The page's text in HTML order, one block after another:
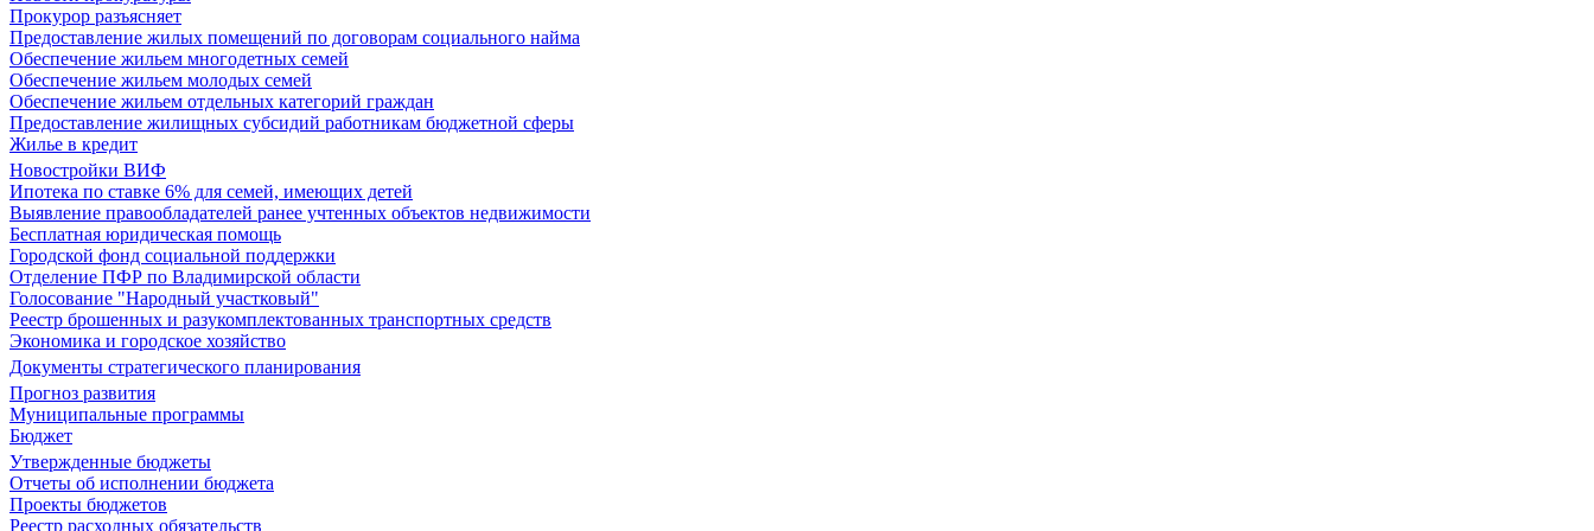
Прокурор разъясняет
Предоставление жилых помещений по договорам социального найма
Обеспечение жильем многодетных семей
Обеспечение жильем молодых семей
Обеспечение жильем отдельных категорий граждан
Предоставление жилищных субсидий работникам бюджетной сферы
Жилье в кредит
Новостройки ВИФ
Ипотека по ставке 6% для семей, имеющих детей
Выявление правообладателей ранее учтенных объектов недвижимости
Бесплатная юридическая помощь
Городской фонд социальной поддержки
Отделение ПФР по Владимирской области
Голосование "Народный участковый"
Реестр брошенных и разукомплектованных транспортных средств
Экономика и городское хозяйство
Документы стратегического планирования
Прогноз развития
Муниципальные программы
Бюджет
Утвержденные бюджеты
Отчеты об исполнении бюджета
Проекты бюджетов
Реестр расходных обязательств